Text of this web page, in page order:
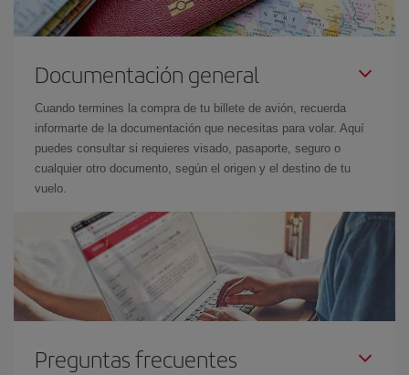
Documentación general
Cuando termines la compra de tu billete de avión, recuerda
informarte de la documentación que necesitas para volar. Aquí
puedes consultar si requieres visado, pasaporte, seguro o
cualquier otro documento, según el origen y el destino de tu
vuelo.
Preguntas frecuentes